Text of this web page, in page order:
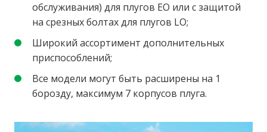
обслуживания) для плугов EO или с защитой
на срезных болтах для плугов LO;
Широкий ассортимент дополнительных
приспособлений;
Все модели могут быть расширены на 1
борозду, максимум 7 корпусов плуга.